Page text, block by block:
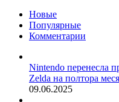
Новые
Популярные
Комментарии
Nintendo перенесла
Zelda на полтора
09.06.2025